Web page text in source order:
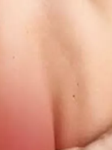
الصحية التي يعاني منها بعض
التي تتطلب الحصول على
متخصص وذلك للحد من فرص